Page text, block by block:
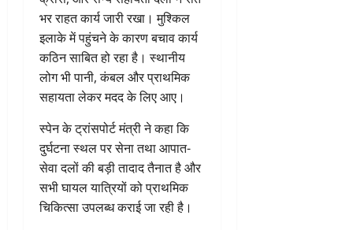
भर राहत कार्य जारी रखा। मुश्किल
इलाके में पहुंचने के कारण बचाव कार्य
कठिन साबित हो रहा है। स्थानीय
लोग भी पानी, कंबल और प्राथमिक
सहायता लेकर मदद के लिए आए।
स्पेन के ट्रांसपोर्ट मंत्री ने कहा कि
दुर्घटना स्थल पर सेना तथा आपात-
सेवा दलों की बड़ी तादाद तैनात है और
सभी घायल यात्रियों को प्राथमिक
चिकित्सा उपलब्ध कराई जा रही है।